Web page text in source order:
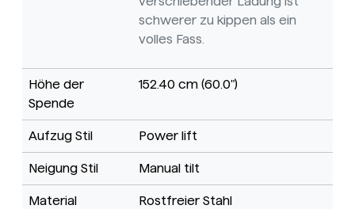
schwerer zu kippen als ein
volles Fass.
Höhe der
Spende
152.40 cm (60.0")
Aufzug Stil Power lift
Neigung Stil Manual tilt
Material Rostfreier Stahl